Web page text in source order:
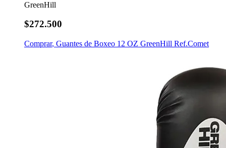
GreenHill
$272.500
Comprar, Guantes de Boxeo 12 OZ GreenHill Ref.Comet